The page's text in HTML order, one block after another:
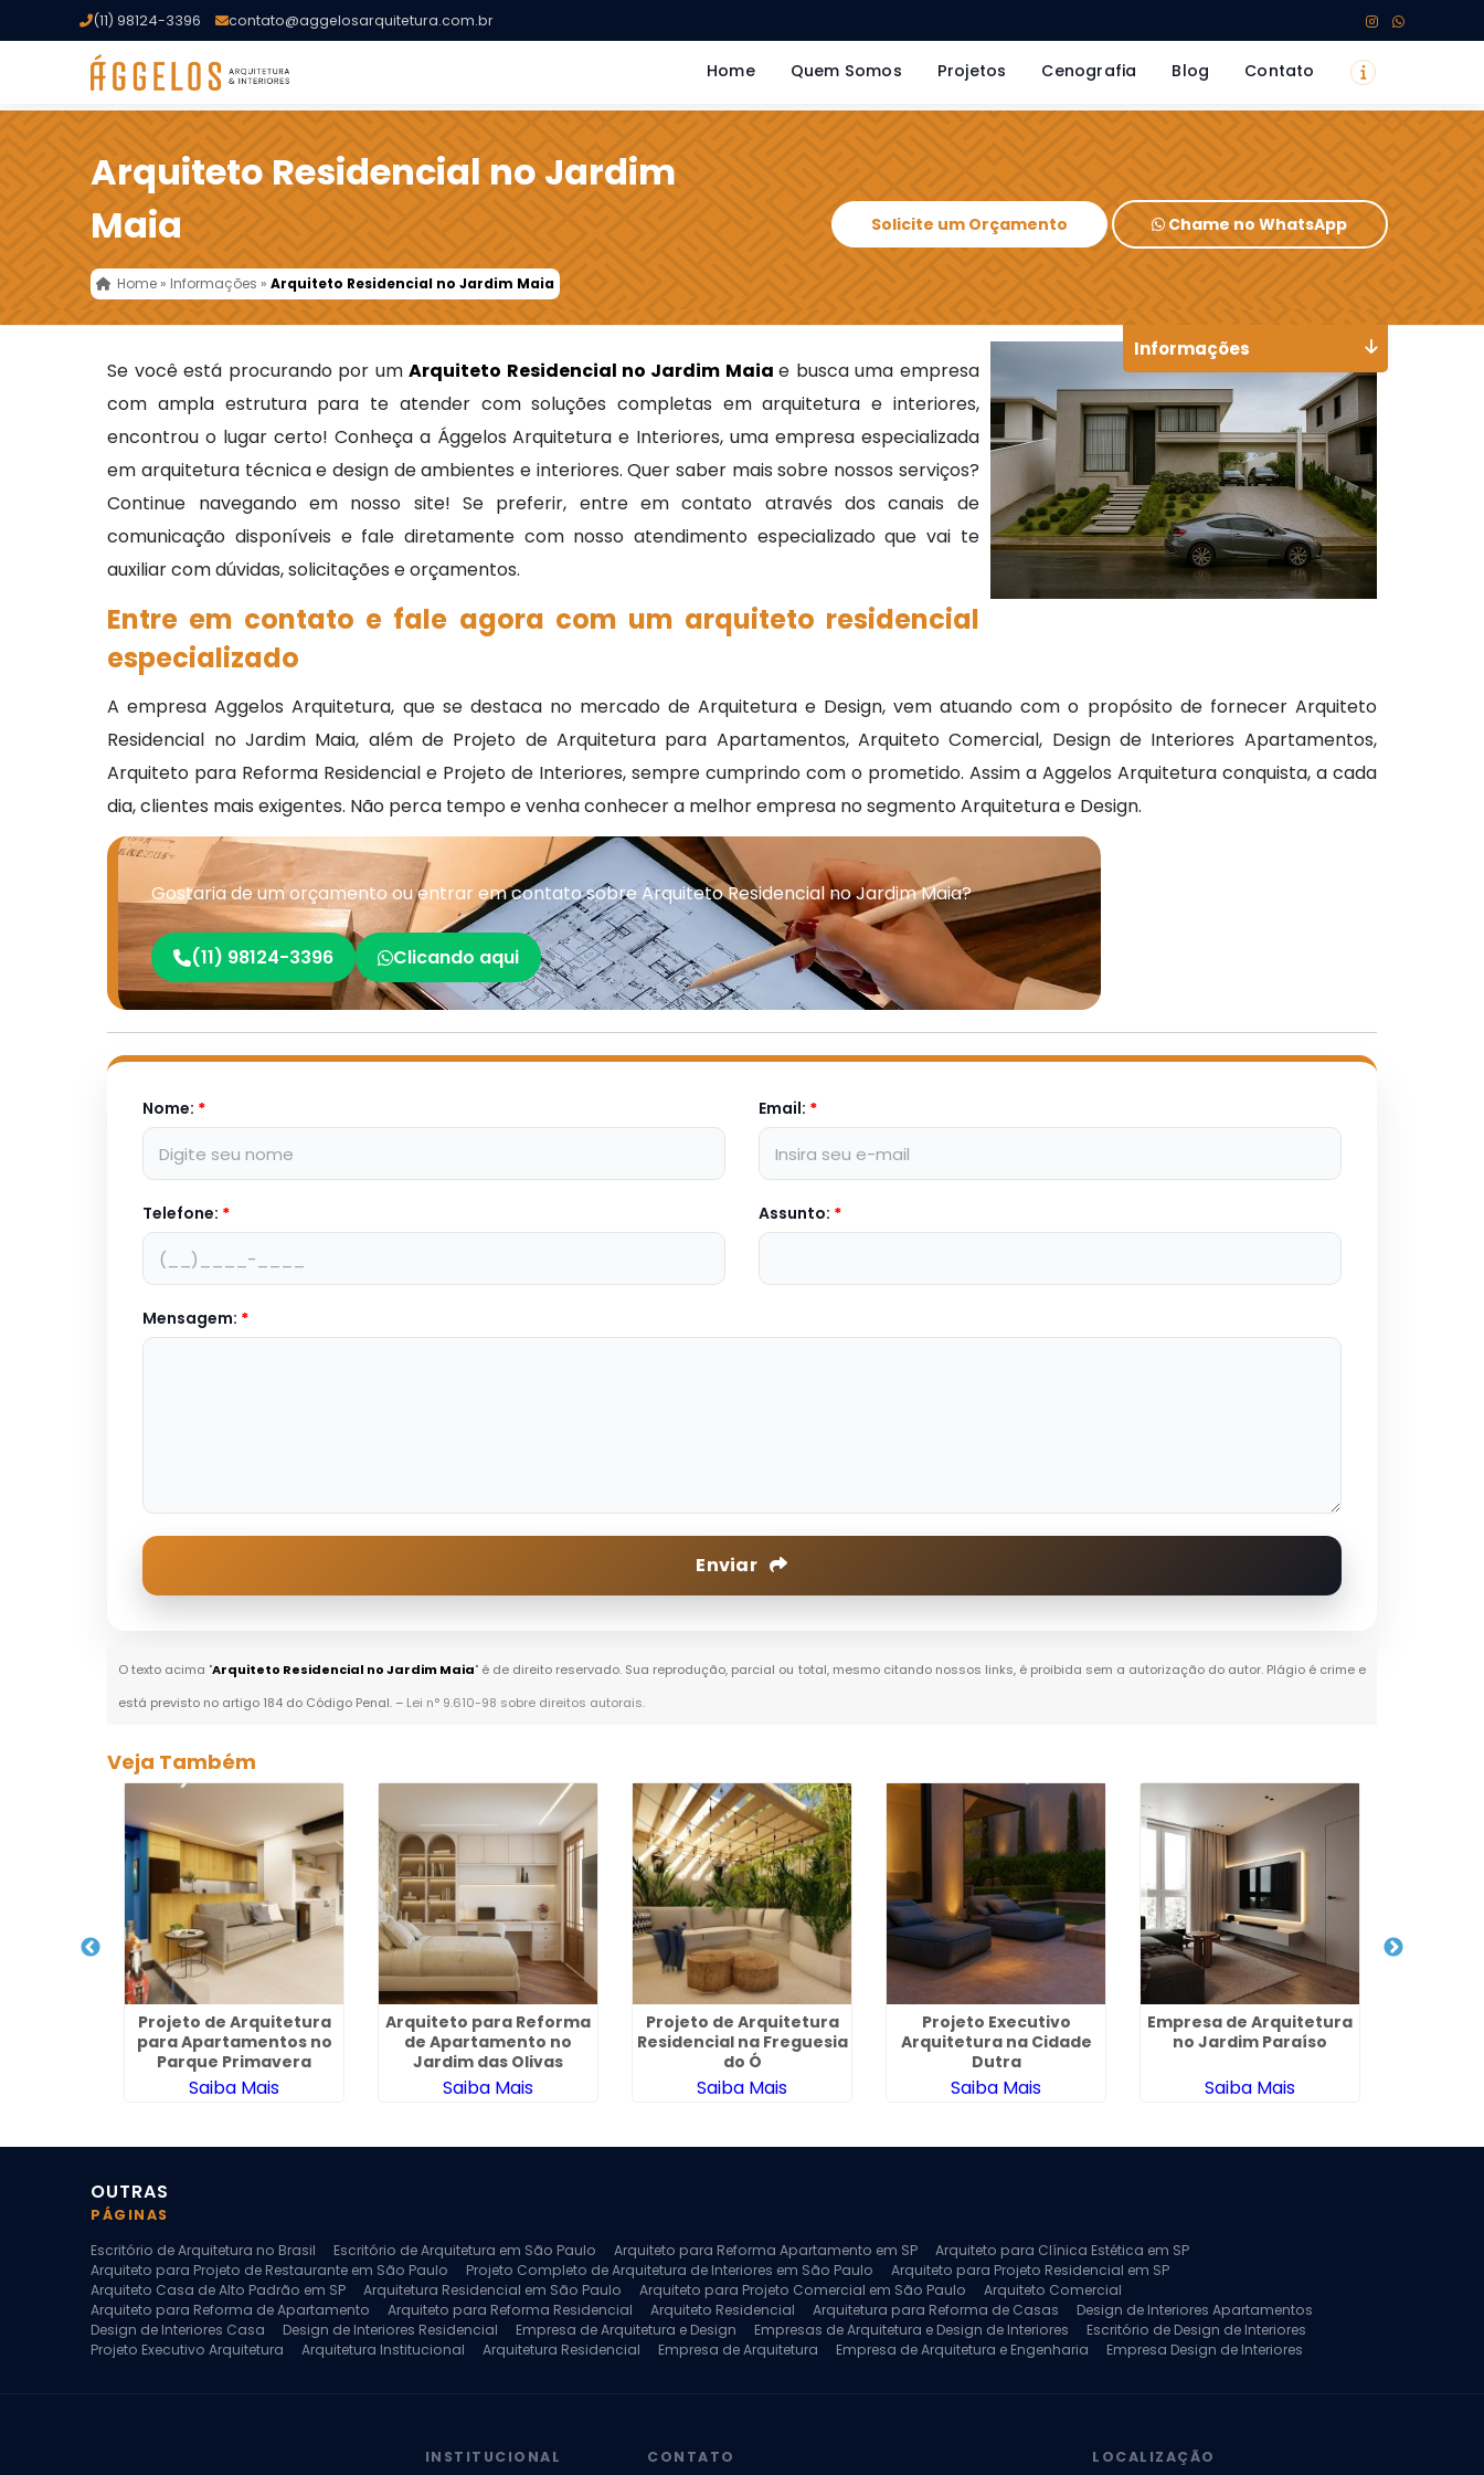
(11) 98124-3396 contato@aggelosarquitetura.com.br
Home Quem Somos Projetos Cenografia Blog Contato
Arquiteto Residencial no Jardim
Maia
Home » Informações »Arquiteto Residencial no Jardim Maia
Solicite um Orçamento Chame no WhatsApp
Se você está procurando por umArquiteto Residencial no Jardim Maiae busca uma empresa
com ampla estrutura para te atender com soluções completas em arquitetura e interiores,
encontrou o lugar certo! Conheça a Ággelos Arquitetura e Interiores, uma empresa especializada
em arquitetura técnica e design de ambientes e interiores. Quer saber mais sobre nossos serviços?
Continue navegando em nosso site! Se preferir, entre em contato através dos canais de
comunicação disponíveis e fale diretamente com nosso atendimento especializado que vai te
auxiliar com dúvidas, solicitações e orçamentos.
Entre em contato e fale agora com um arquiteto residencial
especializado
A empresa Aggelos Arquitetura, que se destaca no mercado de Arquitetura e Design, vem atuando com o propósito de fornecer Arquiteto
Residencial no Jardim Maia, além de Projeto de Arquitetura para Apartamentos, Arquiteto Comercial, Design de Interiores Apartamentos,
Arquiteto para Reforma Residencial e Projeto de Interiores, sempre cumprindo com o prometido. Assim a Aggelos Arquitetura conquista, a cada
dia, clientes mais exigentes. Não perca tempo e venha conhecer a melhor empresa no segmento Arquitetura e Design.
Gostaria de um orçamento ou entrar em contato sobre Arquiteto Residencial no Jardim Maia?
(11) 98124-3396 Clicando aqui
Nome: * Email: *
Telefone: * Assunto: *
Mensagem: *
Enviar
O texto acima "Arquiteto Residencial no Jardim Maia" é de direito reservado. Sua reprodução, parcial ou total, mesmo citando nossos links, é proibida sem a autorização do autor. Plágio é crime e
está previsto no artigo 184 do Código Penal. – Lei n° 9.610-98 sobre direitos autorais.
Informações
Veja Também
Projeto de Arquitetura
para Apartamentos no
Parque Primavera
Saiba Mais
Arquiteto para Reforma
de Apartamento no
Jardim das Olivas
Saiba Mais
Projeto de Arquitetura
Residencial na Freguesia
do Ó
Saiba Mais
Projeto Executivo
Arquitetura na Cidade
Dutra
Saiba Mais
Empresa de Arquitetura
no Jardim Paraíso
Saiba Mais
OUTRAS
PÁGINAS
Escritório de Arquitetura no Brasil
Escritório de Arquitetura em São Paulo Arquiteto para Reforma Apartamento em SP
Arquiteto para Clínica Estética em SP
Arquiteto para Projeto de Restaurante em São Paulo
Projeto Completo de Arquitetura de Interiores em São Paulo
Arquiteto para Projeto Residencial em SP
Arquiteto Casa de Alto Padrão em SP
Arquitetura Residencial em São Paulo Arquiteto para Projeto Comercial em São Paulo
Arquiteto Comercial
Arquiteto para Reforma de Apartamento
Arquiteto para Reforma Residencial Arquiteto Residencial Arquitetura para Reforma de Casas
Design de Interiores Apartamentos
Design de Interiores Casa
Design de Interiores Residencial Empresa de Arquitetura e Design Empresas de Arquitetura e Design de Interiores
Escritório de Design de Interiores
Projeto Executivo Arquitetura
Arquitetura Institucional Arquitetura Residencial Empresa de Arquitetura Empresa de Arquitetura e Engenharia
Empresa Design de Interiores
INSTITUCIONAL CONTATO LOCALIZAÇÃO